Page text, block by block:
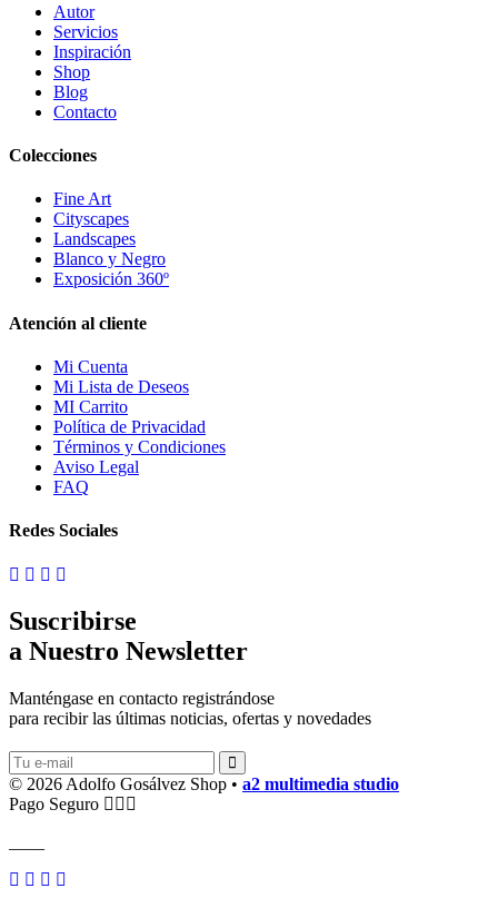
Autor
Servicios
Inspiración
Shop
Blog
Contacto
Colecciones
Fine Art
Cityscapes
Landscapes
Blanco y Negro
Exposición 360º
Atención al cliente
Mi Cuenta
Mi Lista de Deseos
MI Carrito
Política de Privacidad
Términos y Condiciones
Aviso Legal
FAQ
Redes Sociales
Suscribirse
a Nuestro Newsletter
Manténgase en contacto registrándose
para recibir las últimas noticias, ofertas y novedades
© 2026 Adolfo Gosálvez Shop • a2 multimedia studio
Pago Seguro